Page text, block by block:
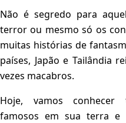
Não é segredo para
terror ou mesmo só os
muitas histórias de
países, Japão e Tailândia
vezes macabros.
Hoje, vamos conhecer
famosos em sua terra